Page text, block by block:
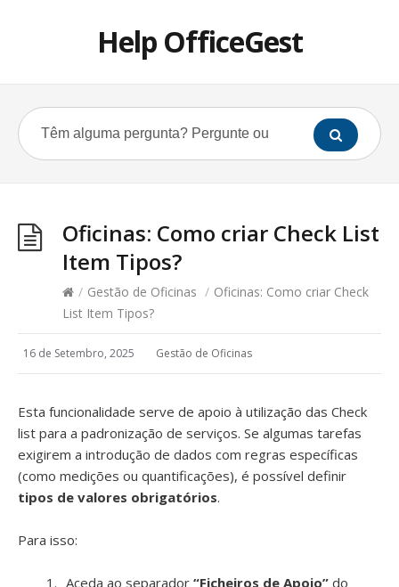
Help OfficeGest
Oficinas: Como criar Check List
Item Tipos?
/ Gestão de Oficinas / Oficinas: Como criar Check
List Item Tipos?
16 de Setembro, 2025 Gestão de Oficinas
Esta funcionalidade serve de apoio à utilização das Check
list para a padronização de serviços. Se algumas tarefas
exigirem a introdução de dados com regras específicas
(como medições ou quantificações), é possível definir
tipos de valores obrigatórios.
Para isso:
Aceda ao separador “Ficheiros de Apoio” do